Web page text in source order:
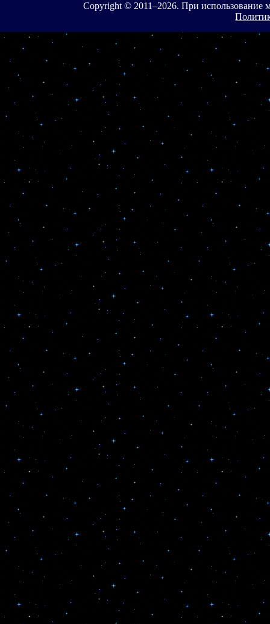
Copyright © 2011–2026. При использование